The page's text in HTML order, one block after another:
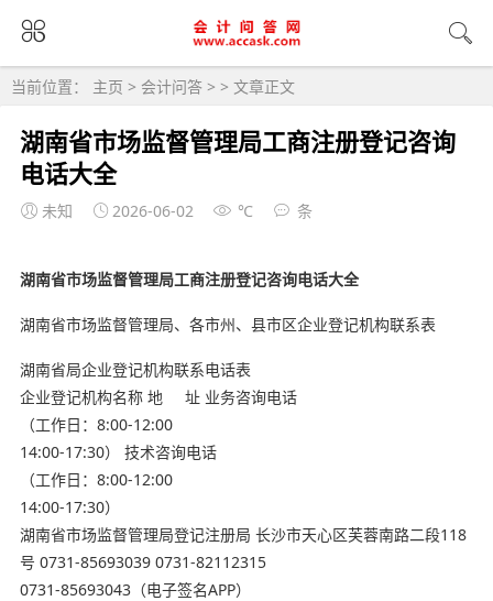
当前位置： 主页 > 会计问答 > > 文章正文
湖南省市场监督管理局工商注册登记咨询
电话大全
未知 2026-06-02 ℃ 条
湖南省市场监督管理局工商注册登记咨询电话大全
湖南省市场监督管理局、各市州、县市区企业登记机构联系表
湖南省局企业登记机构联系电话表
企业登记机构名称 地 址 业务咨询电话
（工作日：8:00-12:00
14:00-17:30） 技术咨询电话
（工作日：8:00-12:00
14:00-17:30）
湖南省市场监督管理局登记注册局 长沙市天心区芙蓉南路二段118
号 0731-85693039 0731-82112315
0731-85693043（电子签名APP）